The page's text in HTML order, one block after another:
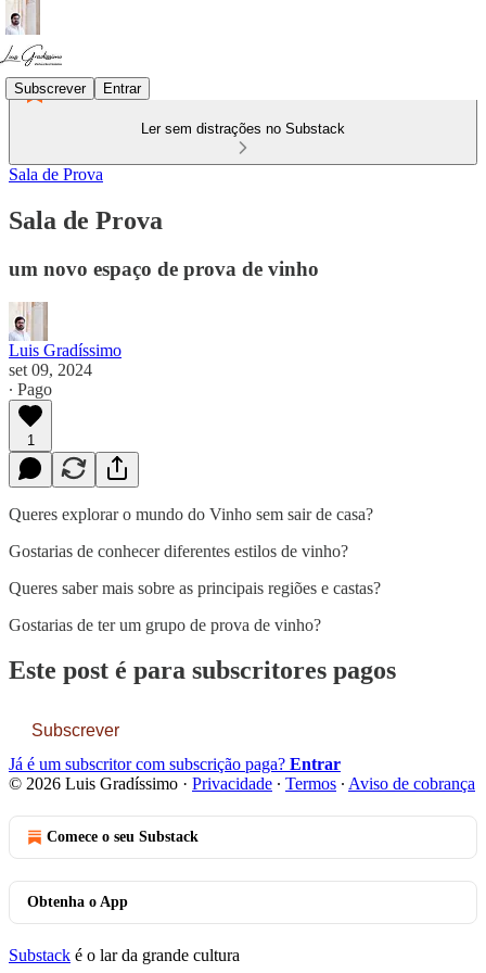
Subscrever Entrar
Ler sem distrações no Substack
Sala de Prova
Sala de Prova
um novo espaço de prova de vinho
Luis Gradíssimo
set 09, 2024
∙ Pago
1
Queres explorar o mundo do Vinho sem sair de casa?
Gostarias de conhecer diferentes estilos de vinho?
Queres saber mais sobre as principais regiões e castas?
Gostarias de ter um grupo de prova de vinho?
Este post é para subscritores pagos
Subscrever
Já é um subscritor com subscrição paga? Entrar
© 2026 Luis Gradíssimo · Privacidade ∙ Termos ∙ Aviso de cobrança
Comece o seu Substack
Obtenha o App
Substack é o lar da grande cultura